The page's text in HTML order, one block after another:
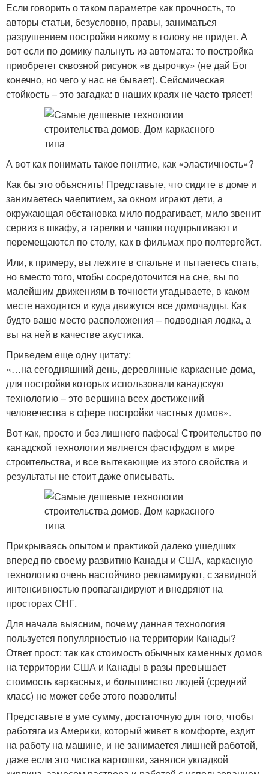
Если говорить о таком параметре как прочность, то
авторы статьи, безусловно, правы, заниматься
разрушением постройки никому в голову не придет. А
вот если по домику пальнуть из автомата: то постройка
приобретет сквозной рисунок «в дырочку» (не дай Бог
конечно, но чего у нас не бывает). Сейсмическая
стойкость – это загадка: в наших краях не часто трясет!
А вот как понимать такое понятие, как «эластичность»?
Как бы это объяснить! Представьте, что сидите в доме и
занимаетесь чаепитием, за окном играют дети, а
окружающая обстановка мило подрагивает, мило звенит
сервиз в шкафу, а тарелки и чашки подпрыгивают и
перемещаются по столу, как в фильмах про полтергейст.
Или, к примеру, вы лежите в спальне и пытаетесь спать,
но вместо того, чтобы сосредоточится на сне, вы по
малейшим движениям в точности угадываете, в каком
месте находятся и куда движутся все домочадцы. Как
будто ваше место расположения – подводная лодка, а
вы на ней в качестве акустика.
Приведем еще одну цитату:
«…на сегодняшний день, деревянные каркасные дома,
для постройки которых использовали канадскую
технологию – это вершина всех достижений
человечества в сфере постройки частных домов».
Вот как, просто и без лишнего пафоса! Строительство по
канадской технологии является фастфудом в мире
строительства, и все вытекающие из этого свойства и
результаты не стоит даже описывать.
Прикрываясь опытом и практикой далеко ушедших
вперед по своему развитию Канады и США, каркасную
технологию очень настойчиво рекламируют, с завидной
интенсивностью пропагандируют и внедряют на
просторах СНГ.
Для начала выясним, почему данная технология
пользуется популярностью на территории Канады?
Ответ прост: так как стоимость обычных каменных домов
на территории США и Канады в разы превышает
стоимость каркасных, и большинство людей (средний
класс) не может себе этого позволить!
Представьте в уме сумму, достаточную для того, чтобы
работяга из Америки, который живет в комфорте, ездит
на работу на машине, и не занимается лишней работой,
даже если это чистка картошки, занялся укладкой